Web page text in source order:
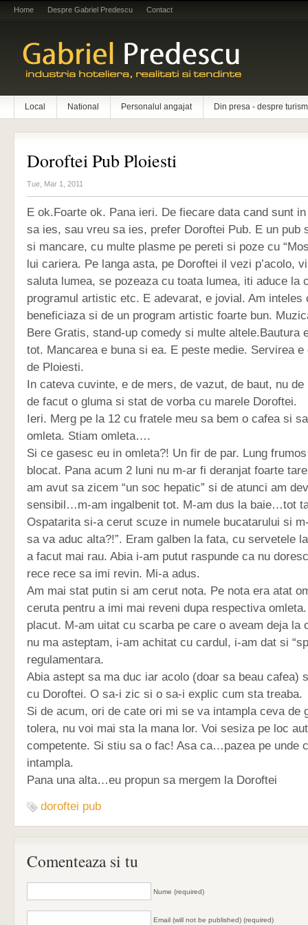
Home Despre Gabriel Predescu Contact
Local National Personalul angajat Din presa - despre turism
Doroftei Pub Ploiesti
Tue, Mar 1, 2011
E ok.Foarte ok. Pana ieri. De fiecare data cand sunt
sa ies, sau vreu sa ies, prefer Doroftei Pub. E un pub
si mancare, cu multe plasme pe pereti si poze cu
lui cariera. Pe langa asta, pe Doroftei il vezi p’acolo,
saluta lumea, se pozeaza cu toata lumea, iti aduce la
programul artistic etc. E adevarat, e jovial. Am inteles
beneficiaza si de un program artistic foarte bun.
Bere Gratis, stand-up comedy si multe altele.Bautura
tot. Mancarea e buna si ea. E peste medie. Servirea
de Ploiesti.
In cateva cuvinte, e de mers, de vazut, de baut, nu
de facut o gluma si stat de vorba cu marele Doroftei.
Ieri. Merg pe la 12 cu fratele meu sa bem o cafea si
omleta. Stiam omleta….
Si ce gasesc eu in omleta?! Un fir de par. Lung
blocat. Pana acum 2 luni nu m-ar fi deranjat foarte
am avut sa zicem “un soc hepatic” si de atunci am
sensibil…m-am ingalbenit tot. M-am dus la baie…tot
Ospatarita si-a cerut scuze in numele bucatarului si
sa va aduc alta?!”. Eram galben la fata, cu servetele
a facut mai rau. Abia i-am putut raspunde ca nu
rece rece sa imi revin. Mi-a adus.
Am mai stat putin si am cerut nota. Pe nota era atat
ceruta pentru a imi mai reveni dupa respectiva
placut. M-am uitat cu scarba pe care o aveam deja la
nu ma asteptam, i-am achitat cu cardul, i-am dat si
regulamentara.
Abia astept sa ma duc iar acolo (doar sa beau cafea)
cu Doroftei. O sa-i zic si o sa-i explic cum sta treaba.
Si de acum, ori de cate ori mi se va intampla ceva de
tolera, nu voi mai sta la mana lor. Voi sesiza pe loc
competente. Si stiu sa o fac! Asa ca…pazea pe unde
intampla.
Pana una alta…eu propun sa mergem la Doroftei
doroftei pub
Comenteaza si tu
Nume (required)
Email (will not be published) (required)